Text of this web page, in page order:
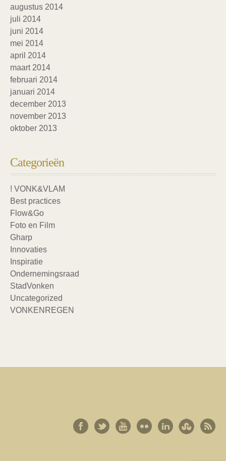
augustus 2014
juli 2014
juni 2014
mei 2014
april 2014
maart 2014
februari 2014
januari 2014
december 2013
november 2013
oktober 2013
Categorieën
! VONK&VLAM
Best practices
Flow&Go
Foto en Film
Gharp
Innovaties
Inspiratie
Ondernemingsraad
StadVonken
Uncategorized
VONKENREGEN